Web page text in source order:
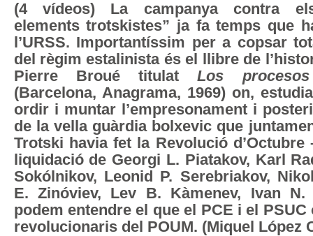
(4 vídeos) La campanya contra
elements trotskistes” ja fa temps que
l’URSS. Importantíssim per a copsar
del règim estalinista és el llibre de
Pierre Broué titulatLos
(Barcelona, Anagrama, 1969) on,
ordir i muntar l’empresonament i
de la vella guàrdia bolxevic que
Trotski havia fet la Revolució d’Octubre
liquidació de Georgi L. Piatakov, Karl
Sokólnikov, Leonid P. Serebriakov,
E. Zinóviev, Lev B. Kàmenev, Ivan N.
podem entendre el que el PCE i el
revolucionaris del POUM. (Miquel López